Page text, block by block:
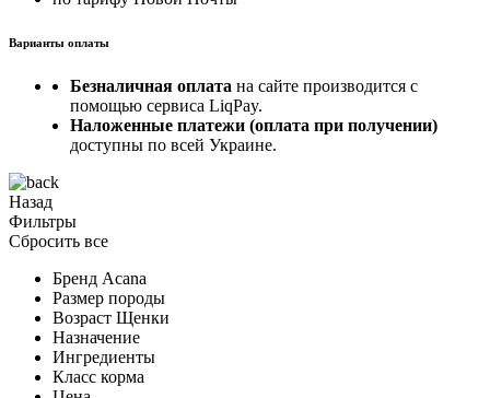
Варианты оплаты
Безналичная оплата на сайте производится с
помощью сервиса LiqPay.
Наложенные платежи (оплата при получении)
доступны по всей Украине.
Назад
Фильтры
Сбросить все
Бренд Acana
Размер породы
Возраст Щенки
Назначение
Ингредиенты
Класс корма